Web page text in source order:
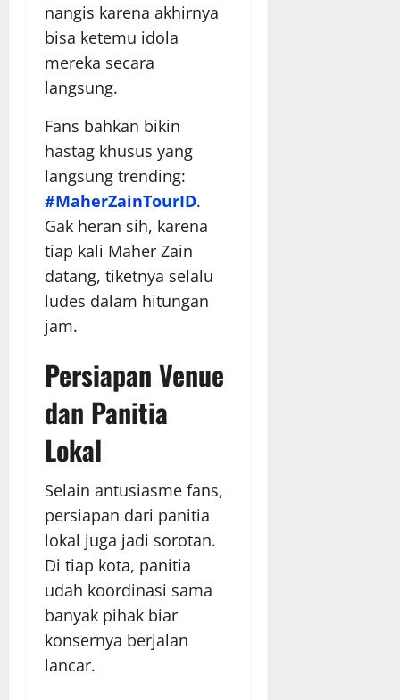
nangis karena akhirnya
bisa ketemu idola
mereka secara
langsung.
Fans bahkan bikin
hastag khusus yang
langsung trending:
#MaherZainTourID.
Gak heran sih, karena
tiap kali Maher Zain
datang, tiketnya selalu
ludes dalam hitungan
jam.
Persiapan Venue
dan Panitia
Lokal
Selain antusiasme fans,
persiapan dari panitia
lokal juga jadi sorotan.
Di tiap kota, panitia
udah koordinasi sama
banyak pihak biar
konsernya berjalan
lancar.